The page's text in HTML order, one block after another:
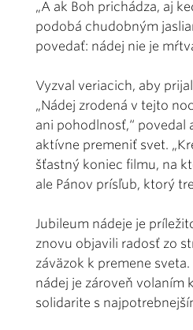
„A ak Boh prichádza, aj
podobá chudobným
povedať: nádej nie je
Vyzval veriacich, aby
„Nádej zrodená v tejto
ani pohodlnosť,“ povedal
aktívne premeniť svet.
šťastný koniec filmu, na
ale Pánov prísľub, ktorý
Jubileum nádeje je
znovu objavili radosť zo
záväzok k premene
nádej je zároveň volaním
solidarite s